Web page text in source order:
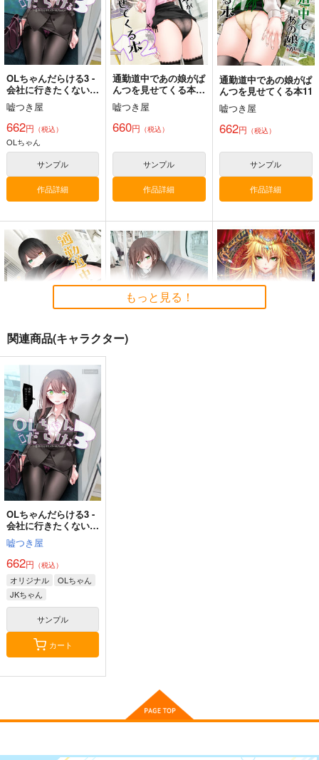
黒白のアヴェスター 1
神座万象・第十四機
関
専売 2,178円（税込）
オリジナル
カート
ぽに子の食レポごはん
図鑑3
なぐもカレー部
円 （税込）
オリジナル
カート
≪新刊発売記念
≫【B5アクリルボー
T2 ART WORKS
4,400円
オリジナル
カート
競売でマンションを買
った話。３
さくら研究室
550 円（税込）
オリジナル
作者
パイセン
サンプル
カート
オリジナル
サンプル
カート
OLちゃんだらける3 -
会社に行きたくない
OLちゃん-
嘘つき屋
662円 （税込）
OLちゃん
サンプル
作品詳細
通勤道中であの娘がぱ
んつを見せてくる本
12.
嘘つき屋
660円 （税込）
サンプル
作品詳細
通勤道中であの娘がぱ
んつを見せてくる本11
嘘つき屋
662円 （税込）
サンプル
作品詳細
通勤道中であの娘がぱ
んつを見せてくる本
13嘘つき屋
662円（税込）
サンプル
作品詳細
もっと見る！
関連商品(キャラクター)
OLちゃんだらける3 -
会社に行きたくない
OLちゃん-
嘘つき屋
662円 （税込）
オリジナル
OLちゃん
JKちゃん
サンプル
カート